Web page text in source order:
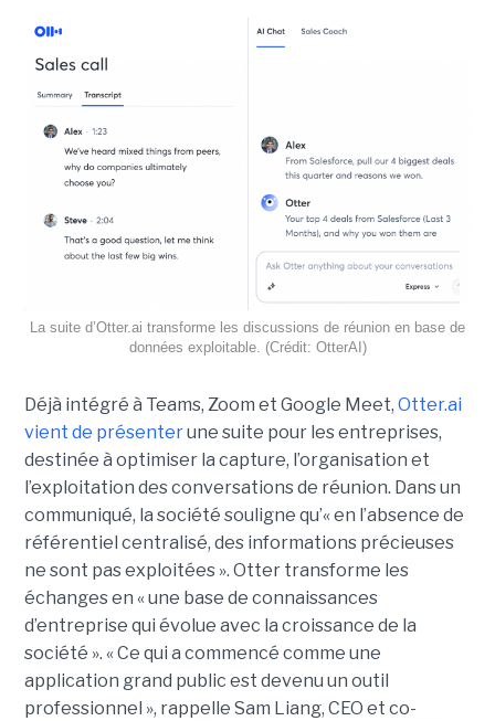
La suite d’Otter.ai transforme les discussions de réunion en base de
données exploitable. (Crédit: OtterAI)
Déjà intégré à Teams, Zoom et Google Meet, Otter.ai
vient de présenterune suite pour les entreprises,
destinée à optimiser la capture, l’organisation et
l’exploitation des conversations de réunion. Dans un
communiqué, la société souligne qu’« en l’absence de
référentiel centralisé, des informations précieuses
ne sont pas exploitées ». Otter transforme les
échanges en « une base de connaissances
d’entreprise qui évolue avec la croissance de la
société ». « Ce qui a commencé comme une
application grand public est devenu un outil
professionnel », rappelle Sam Liang, CEO et co-